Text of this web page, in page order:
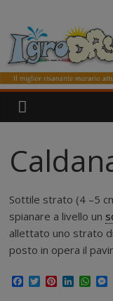
contenuto
Il
miglior
risanante
per
muri
attualmente
in
Sottile strato (4 –5
spianare a livello un
allettato uno strato
posto in opera il
F
a
T
w
P L W
h